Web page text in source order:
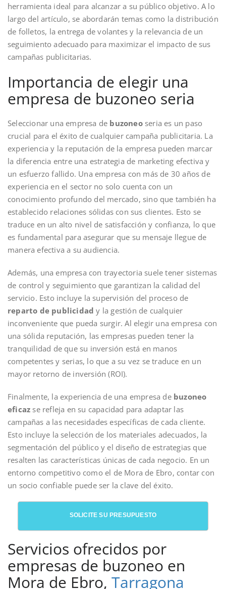
herramienta ideal para alcanzar a su público objetivo. A lo
largo del artículo, se abordarán temas como la distribución
de folletos, la entrega de volantes y la relevancia de un
seguimiento adecuado para maximizar el impacto de sus
campañas publicitarias.
Importancia de elegir una
empresa de buzoneo seria
Seleccionar una empresa de buzoneoseria es un paso
crucial para el éxito de cualquier campaña publicitaria. La
experiencia y la reputación de la empresa pueden marcar
la diferencia entre una estrategia de marketing efectiva y
un esfuerzo fallido. Una empresa con más de 30 años de
experiencia en el sector no solo cuenta con un
conocimiento profundo del mercado, sino que también ha
establecido relaciones sólidas con sus clientes. Esto se
traduce en un alto nivel de satisfacción y confianza, lo que
es fundamental para asegurar que su mensaje llegue de
manera efectiva a su audiencia.
Además, una empresa con trayectoria suele tener sistemas
de control y seguimiento que garantizan la calidad del
servicio. Esto incluye la supervisión del proceso de
reparto de publicidad y la gestión de cualquier
inconveniente que pueda surgir. Al elegir una empresa con
una sólida reputación, las empresas pueden tener la
tranquilidad de que su inversión está en manos
competentes y serias, lo que a su vez se traduce en un
mayor retorno de inversión (ROI).
Finalmente, la experiencia de una empresa de buzoneo
eficaz se refleja en su capacidad para adaptar las
campañas a las necesidades específicas de cada cliente.
Esto incluye la selección de los materiales adecuados, la
segmentación del público y el diseño de estrategias que
resalten las características únicas de cada negocio. En un
entorno competitivo como el de Mora de Ebro, contar con
un socio confiable puede ser la clave del éxito.
SOLICITE SU PRESUPUESTO
Servicios ofrecidos por
empresas de buzoneo en
Mora de Ebro, Tarragona